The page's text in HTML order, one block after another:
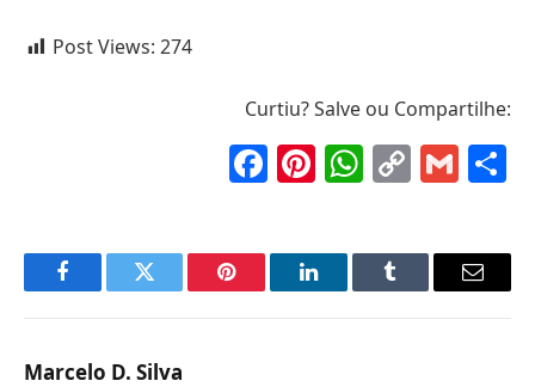
Post Views: 274
Curtiu? Salve ou Compartilhe:
Facebook
Pinterest
Copy
FacebookTwitter Pinterest LinkedInTumblr Email
Marcelo D. Silva